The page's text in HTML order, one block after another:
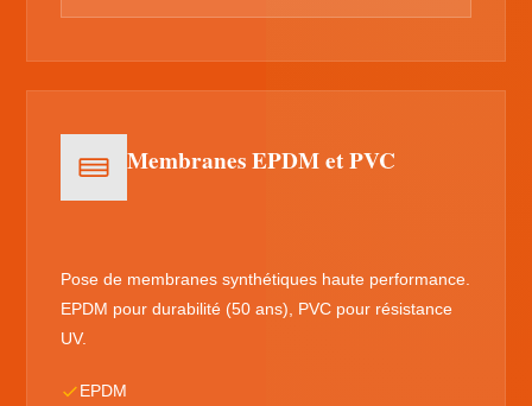
Membranes EPDM et PVC
Pose de membranes synthétiques haute performance.
EPDM pour durabilité (50 ans), PVC pour résistance
UV.
EPDM